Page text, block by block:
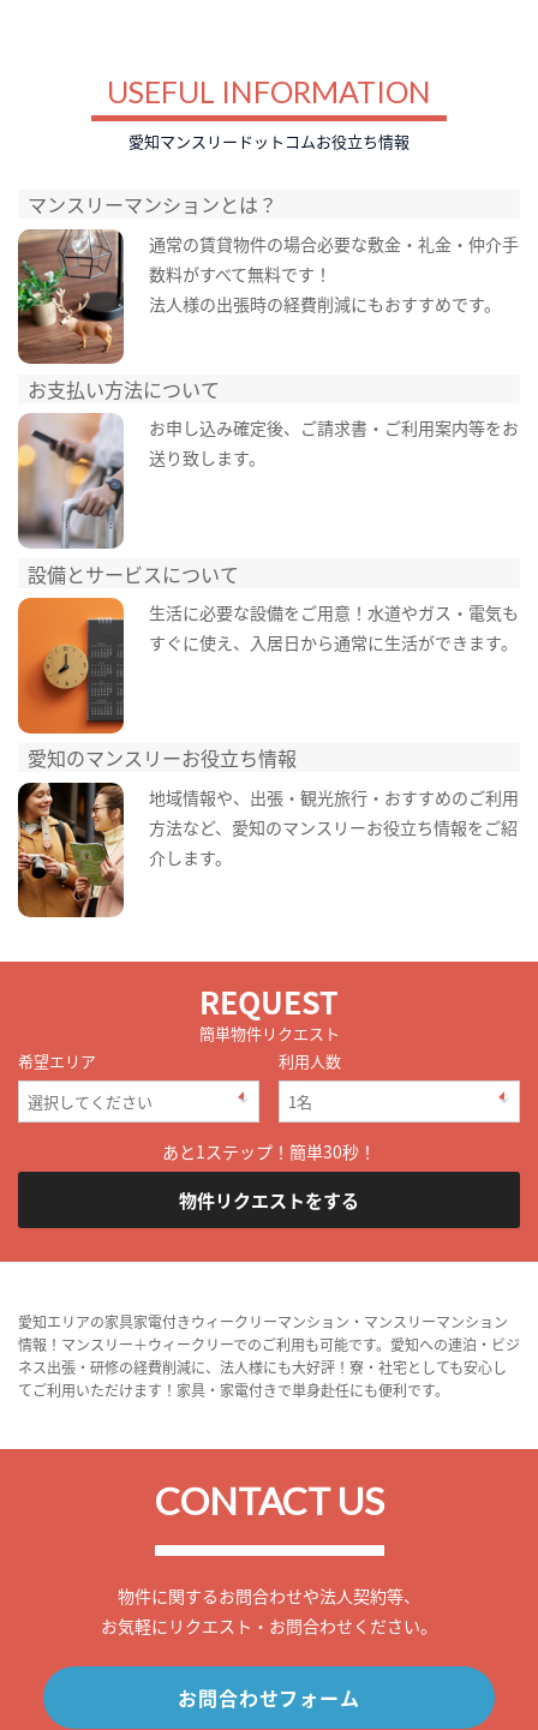
USEFUL INFORMATION
愛知マンスリードットコムお役立ち情報
マンスリーマンションとは？
通常の賃貸物件の場合必要な敷金・礼金・仲介手
数料がすべて無料です！
法人様の出張時の経費削減にもおすすめです。
お支払い方法について
お申し込み確定後、ご請求書・ご利用案内等をお
送り致します。
設備とサービスについて
生活に必要な設備をご用意！水道やガス・電気も
すぐに使え、入居日から通常に生活ができます。
愛知のマンスリーお役立ち情報
地域情報や、出張・観光旅行・おすすめのご利用
方法など、愛知のマンスリーお役立ち情報をご紹
介します。
REQUEST
簡単物件リクエスト
希望エリア
利用人数
あと1ステップ！簡単30秒！
物件リクエストをする
愛知エリアの家具家電付きウィークリーマンション・マンスリーマンション
情報！マンスリー＋ウィークリーでのご利用も可能です。愛知への連泊・ビジ
ネス出張・研修の経費削減に、法人様にも大好評！寮・社宅としても安心し
てご利用いただけます！家具・家電付きで単身赴任にも便利です。
CONTACT US
物件に関するお問合わせや法人契約等、
お気軽にリクエスト・お問合わせください。
お問合わせフォーム